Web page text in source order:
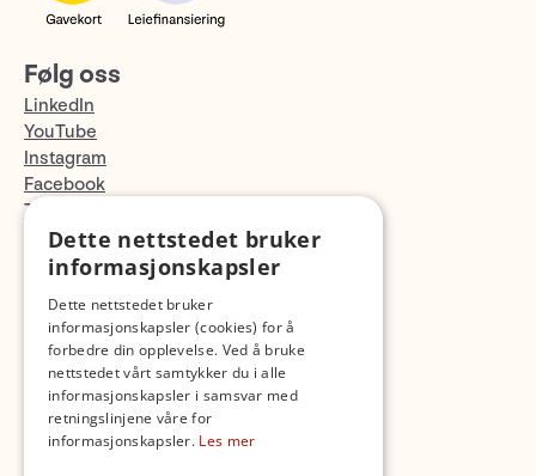
Følg oss
LinkedIn
YouTube
Instagram
Facebook
TikTok
Fotopodden
Dette nettstedet bruker
informasjonskapsler
Dette nettstedet bruker
informasjonskapsler (cookies) for å
forbedre din opplevelse. Ved å bruke
nettstedet vårt samtykker du i alle
informasjonskapsler i samsvar med
retningslinjene våre for
informasjonskapsler. Les mer